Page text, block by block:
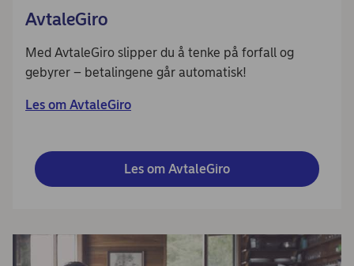
AvtaleGiro
Med AvtaleGiro slipper du å tenke på forfall og
gebyrer – betalingene går automatisk!
Les om AvtaleGiro
Les om AvtaleGiro